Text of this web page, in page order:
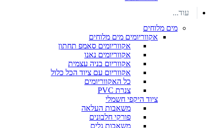
עוד...
מים מלוחים
אקווריומים מים מלוחים
אקווריומים סאמפ תחתון
אקווריומים נאנו
אקווריום בניה עצמית
אקווריום עם ציוד הכל כלול
כל האקווריומים
צנרת PVC
ציוד היקפי חשמלי
משאבות העלאה
פורקי חלבונים
משאבות גלים